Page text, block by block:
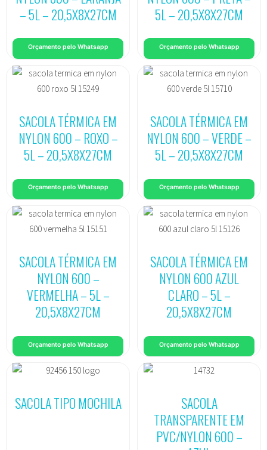
– 5L – 20,5X8X27CM
Orçamento pelo Whatsapp
5L – 20,5X8X27CM
Orçamento pelo Whatsapp
SACOLA TÉRMICA EM
NYLON 600 – ROXO –
5L – 20,5X8X27CM
Orçamento pelo Whatsapp
SACOLA TÉRMICA EM
NYLON 600 – VERDE –
5L – 20,5X8X27CM
Orçamento pelo Whatsapp
SACOLA TÉRMICA EM
NYLON 600 –
VERMELHA – 5L –
20,5X8X27CM
Orçamento pelo Whatsapp
SACOLA TÉRMICA EM
NYLON 600 AZUL
CLARO – 5L –
20,5X8X27CM
Orçamento pelo Whatsapp
SACOLA TIPO MOCHILA
SACOLA
TRANSPARENTE EM
PVC/NYLON 600 –